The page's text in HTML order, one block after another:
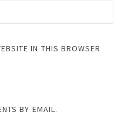
IN THIS BROWSER
BY EMAIL.